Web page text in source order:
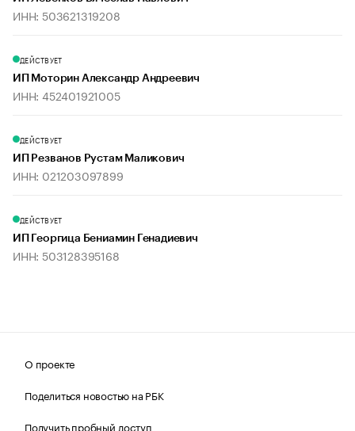
ИНН: 503621319208
ДЕЙСТВУЕТ
ИП Моторин Александр Андреевич
ИНН: 452401921005
ДЕЙСТВУЕТ
ИП Резванов Рустам Маликович
ИНН: 021203097899
ДЕЙСТВУЕТ
ИП Георгица Бениамин Генадиевич
ИНН: 503128395168
О проекте
Поделиться новостью на РБК
Получить пробный доступ